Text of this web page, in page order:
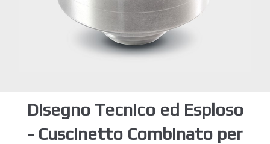
Disegno Tecnico ed Esploso
- Cuscinetto Combinato per